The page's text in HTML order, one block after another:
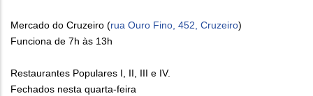
Mercado do Cruzeiro (rua Ouro Fino, 452, Cruzeiro)
Funciona de 7h às 13h
Restaurantes Populares I, II, III e IV.
Fechados nesta quarta-feira